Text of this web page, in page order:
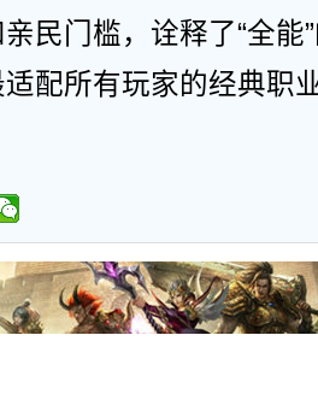
民门槛，诠释了“全能
配所有玩家的经典职